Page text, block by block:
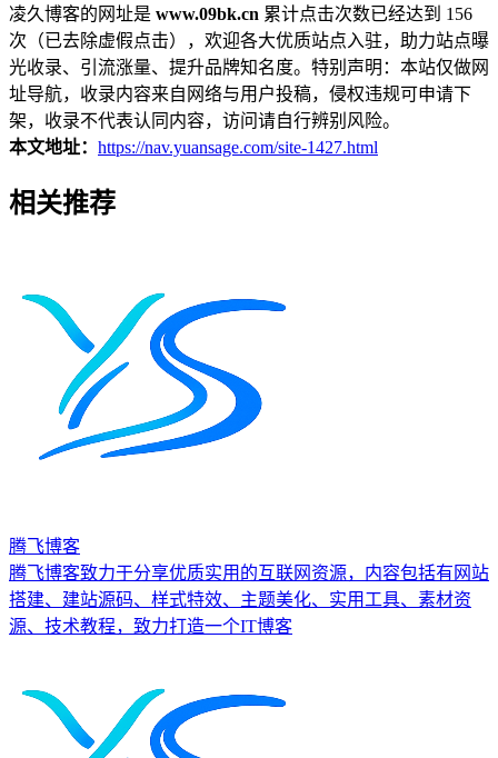
凌久博客的网址是 www.09bk.cn 累计点击次数已经达到 156
次（已去除虚假点击），欢迎各大优质站点入驻，助力站点曝
光收录、引流涨量、提升品牌知名度。特别声明：本站仅做网
址导航，收录内容来自网络与用户投稿，侵权违规可申请下
架，收录不代表认同内容，访问请自行辨别风险。
本文地址： https://nav.yuansage.com/site-1427.html
相关推荐
腾飞博客
腾飞博客致力于分享优质实用的互联网资源，内容包括有网站
搭建、建站源码、样式特效、主题美化、实用工具、素材资
源、技术教程，致力打造一个IT博客